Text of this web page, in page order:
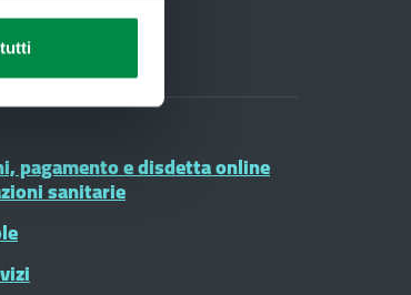
pagamento e disdetta online
sanitarie